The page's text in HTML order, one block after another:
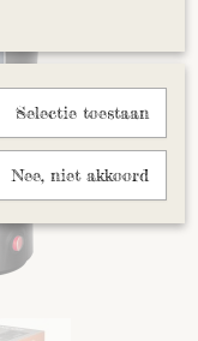
Selectie toestaan
Nee, niet akkoord